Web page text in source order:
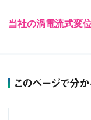
当社の渦電流式変
このページで分か